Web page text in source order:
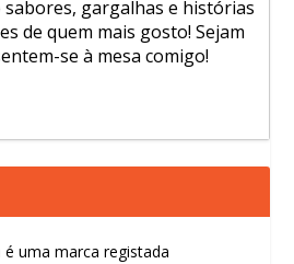
gargalhas e histórias
de quem mais gosto! Sejam
se à mesa comigo!
uma marca registada